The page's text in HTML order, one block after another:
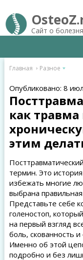
Сайт о
Главная Разное
Опубликовано: 8
как
этим
термин. Это
избежать многие
выбрана
Представьте себе
голеностоп,
на первый взгляд
боль, скованность
Именно об этой
подробно и без